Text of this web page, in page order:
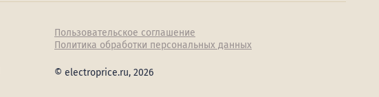
Пользовательское соглашение
Политика обработки персональных данных
© electroprice.ru, 2026